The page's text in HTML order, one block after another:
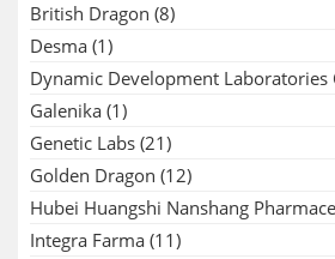
British Dragon (8)
Desma (1)
Dynamic Development Laboratories
Galenika (1)
Genetic Labs (21)
Golden Dragon (12)
Hubei Huangshi Nanshang
Integra Farma (11)